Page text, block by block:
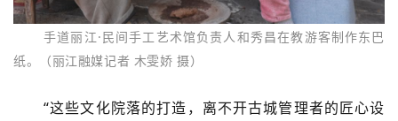
手道丽江·民间手工艺术馆负责人和秀昌在教游客制作东巴
纸。（丽江融媒记者 木雯娇 摄）
“这些文化院落的打造，离不开古城管理者的匠心设